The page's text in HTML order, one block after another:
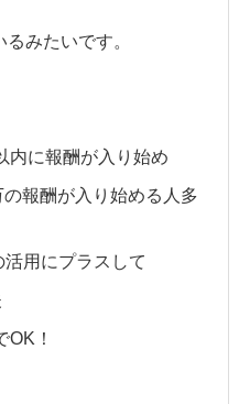
みたいです。
内に報酬が入り始め
報酬が入り始める人多
用にプラスして
！